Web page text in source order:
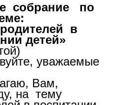
собрание по
в
детей»
уважаемые
Вам,
на тему